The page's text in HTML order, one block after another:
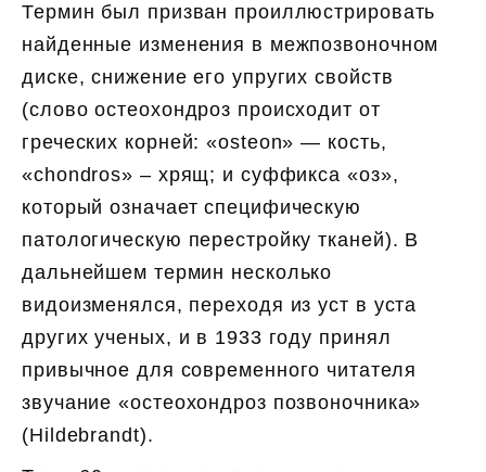
Термин был призван проиллюстрировать
найденные изменения в межпозвоночном
диске, снижение его упругих свойств
(слово остеохондроз происходит от
греческих корней: «osteon» — кость,
«chondros» – хрящ; и суффикса «оз»,
который означает специфическую
патологическую перестройку тканей). В
дальнейшем термин несколько
видоизменялся, переходя из уст в уста
других ученых, и в 1933 году принял
привычное для современного читателя
звучание «остеохондроз позвоночника»
(Hildebrandt).